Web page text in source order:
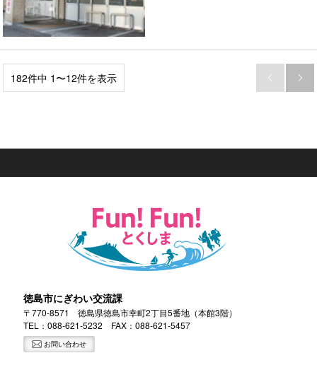
182件中 1〜12件を表示  
徳島市にぎわい交流課
〒770-8571 徳島県徳島市幸町2丁目5番地（本館3階）
TEL：088-621-5232 FAX：088-621-5457
お問い合わせ